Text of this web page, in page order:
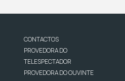
CONTACTOS
PROVEDORA DO
TELESPECTADOR
PROVEDORA DO OUVINTE